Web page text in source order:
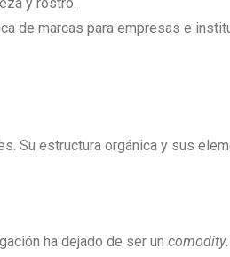
de marcas para empresas e
Su estructura orgánica y sus
ha dejado de ser un comodity